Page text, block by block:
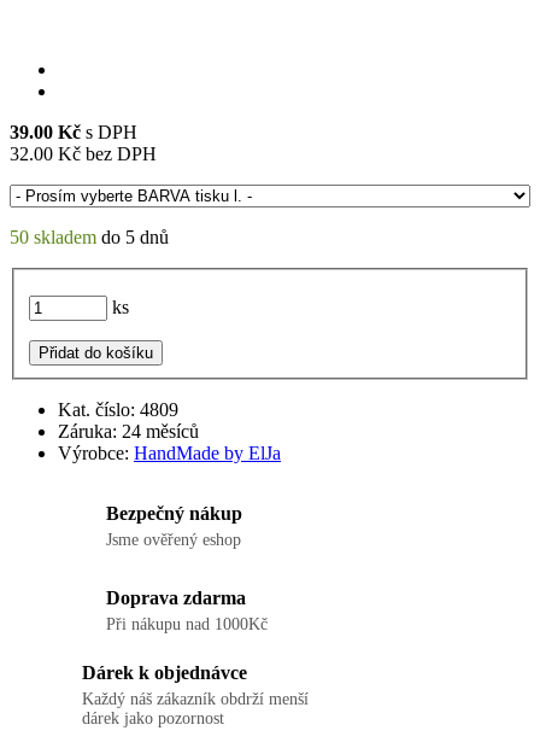
39.00 Kč s DPH
32.00 Kč bez DPH
50 skladem do 5 dnů
ks
Přidat do košíku
Kat. číslo: 4809
Záruka: 24 měsíců
Výrobce: HandMade by ElJa
Bezpečný nákup
Jsme ověřený eshop
Doprava zdarma
Při nákupu nad 1000Kč
Dárek k objednávce
Každý náš zákazník obdrží menší
dárek jako pozornost